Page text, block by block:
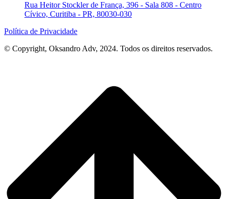
Rua Heitor Stockler de França, 396 - Sala 808 - Centro
Cívico, Curitiba - PR, 80030-030
Política de Privacidade
© Copyright, Oksandro Adv, 2024. Todos os direitos reservados.